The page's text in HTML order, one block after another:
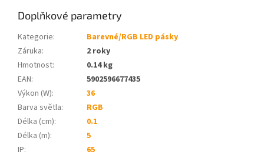
Doplňkové parametry
Kategorie:
Barevné/RGB LED pásky
Záruka:
2 roky
Hmotnost:
0.14 kg
EAN:
5902596677435
Výkon (W):
36
Barva světla:
RGB
Délka (cm):
0.1
Délka (m):
5
IP:
65